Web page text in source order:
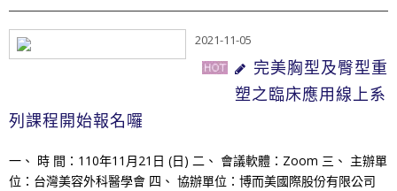
2021-11-05
完美胸型及臀型重
塑之臨床應用線上系
列課程開始報名囉
一、 時 間：110年11月21日 (日) 二、 會議軟體：Zoom 三、 主辦單
位：台灣美容外科醫學會 四、 協辦單位：博而美國際股份有限公司